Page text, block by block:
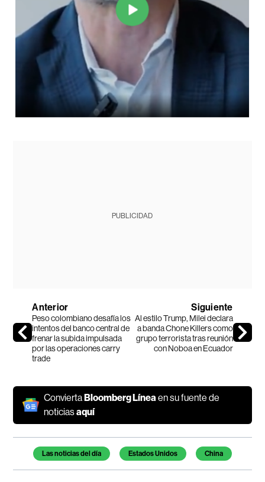
PUBLICIDAD
Anterior
Peso colombiano desafía los
intentos del banco central de
frenar la subida impulsada
por las operaciones carry
trade
Siguiente
Al estilo Trump, Milei declara
a banda Chone Killers como
grupo terrorista tras reunión
con Noboa en Ecuador
ConviertaBloomberg Líneaen su fuente de
noticiasaquí
Temas de este artículo
Las noticias del día Estados Unidos China